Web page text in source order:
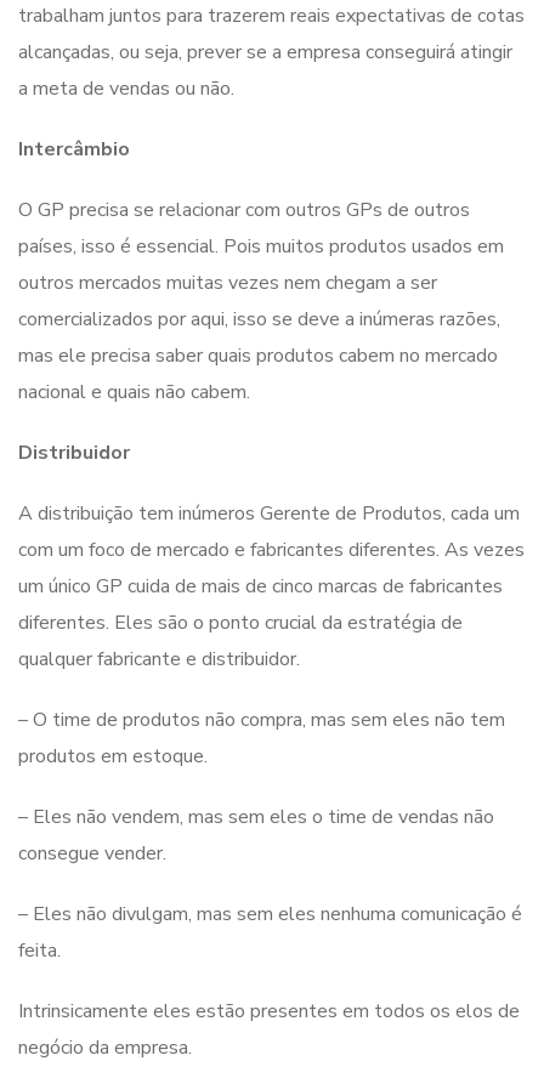
trabalham juntos para trazerem reais expectativas de cotas
alcançadas, ou seja, prever se a empresa conseguirá atingir
a meta de vendas ou não.
Intercâmbio
O GP precisa se relacionar com outros GPs de outros
países, isso é essencial. Pois muitos produtos usados em
outros mercados muitas vezes nem chegam a ser
comercializados por aqui, isso se deve a inúmeras razões,
mas ele precisa saber quais produtos cabem no mercado
nacional e quais não cabem.
Distribuidor
A distribuição tem inúmeros Gerente de Produtos, cada um
com um foco de mercado e fabricantes diferentes. As vezes
um único GP cuida de mais de cinco marcas de fabricantes
diferentes. Eles são o ponto crucial da estratégia de
qualquer fabricante e distribuidor.
– O time de produtos não compra, mas sem eles não tem
produtos em estoque.
– Eles não vendem, mas sem eles o time de vendas não
consegue vender.
– Eles não divulgam, mas sem eles nenhuma comunicação é
feita.
Intrinsicamente eles estão presentes em todos os elos de
negócio da empresa.